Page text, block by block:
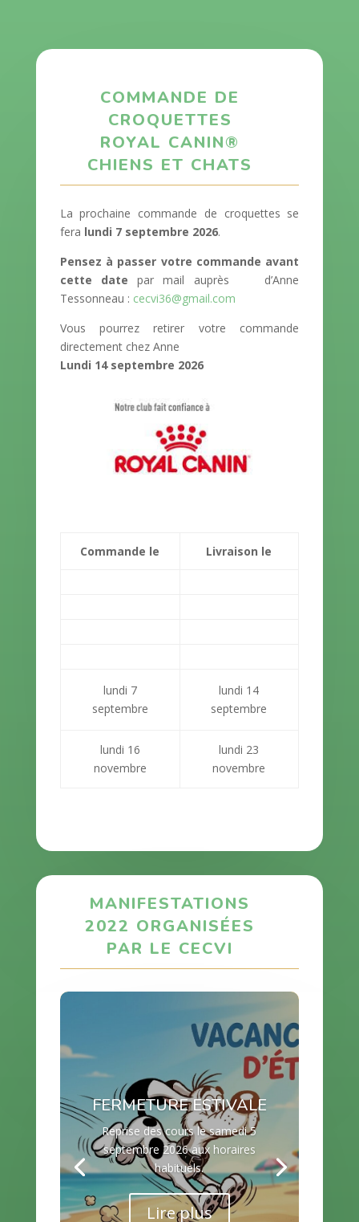
COMMANDE DE
CROQUETTES
ROYAL CANIN®
CHIENS ET CHATS
La prochaine commande de croquettes se
fera lundi 7 septembre 2026.
Pensez à passer votre commande avant
cette date par mail auprès d’Anne
Tessonneau : cecvi36@gmail.com
Vous pourrez retirer votre commande
directement chez Anne
Lundi 14 septembre 2026
Commande le Livraison le
lundi 7
septembre
lundi 14
septembre
lundi 16
novembre
lundi 23
novembre
MANIFESTATIONS
2022 ORGANISÉES
PAR LE CECVI
FERMETURE ESTIVALE
Reprise des cours le samedi 5
septembre 2026 aux horaires
habituels.
Lire plus